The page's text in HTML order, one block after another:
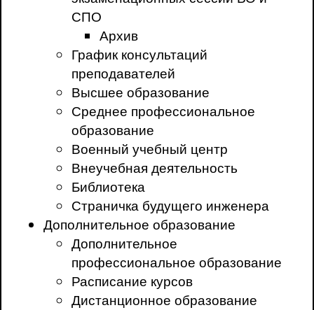
СПО
Архив
График консультаций
преподавателей
Высшее образование
Среднее профессиональное
образование
Военный учебный центр
Внеучебная деятельность
Библиотека
Страничка будущего инженера
Дополнительное образование
Дополнительное
профессиональное образование
Расписание курсов
Дистанционное образование